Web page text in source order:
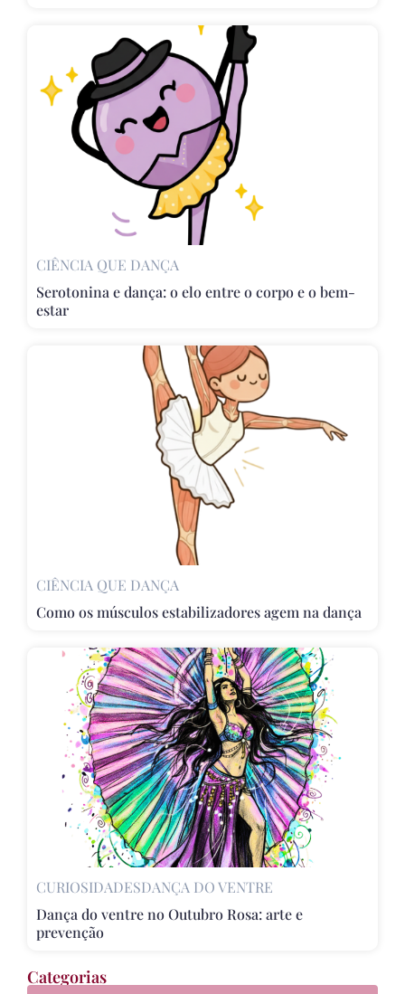
CIÊNCIA QUE DANÇA
Serotonina e dança: o elo entre o corpo e o bem-
estar
CIÊNCIA QUE DANÇA
Como os músculos estabilizadores agem na dança
CURIOSIDADESDANÇA DO VENTRE
Dança do ventre no Outubro Rosa: arte e
prevenção
Categorias